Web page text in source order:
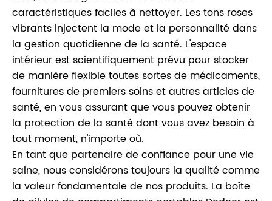
caractéristiques faciles à nettoyer. Les tons roses
vibrants injectent la mode et la personnalité dans
la gestion quotidienne de la santé. L'espace
intérieur est scientifiquement prévu pour stocker
de manière flexible toutes sortes de médicaments,
fournitures de premiers soins et autres articles de
santé, en vous assurant que vous pouvez obtenir
la protection de la santé dont vous avez besoin à
tout moment, n'importe où.
En tant que partenaire de confiance pour une vie
saine, nous considérons toujours la qualité comme
la valeur fondamentale de nos produits. La boîte